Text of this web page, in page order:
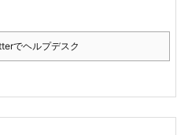
でヘルプデスク